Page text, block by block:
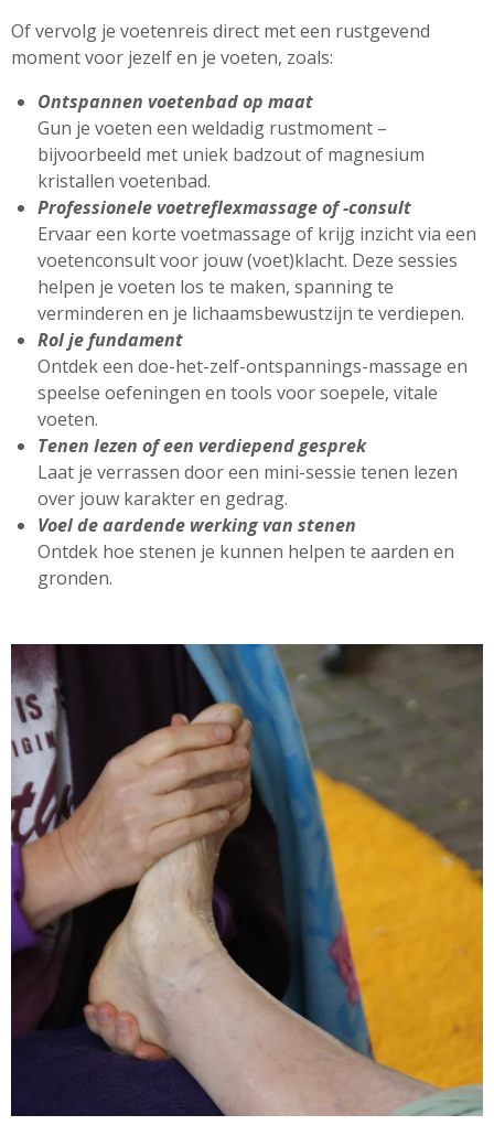
Of vervolg je voetenreis direct met een rustgevend
moment voor jezelf en je voeten, zoals:
Ontspannen voetenbad op maat
Gun je voeten een weldadig rustmoment –
bijvoorbeeld met uniek badzout of magnesium
kristallen voetenbad.
Professionele voetreflexmassage of -consult
Ervaar een korte voetmassage of krijg inzicht via een
voetenconsult voor jouw (voet)klacht. Deze sessies
helpen je voeten los te maken, spanning te
verminderen en je lichaamsbewustzijn te verdiepen.
Rol je fundament
Ontdek een doe-het-zelf-ontspannings-massage en
speelse oefeningen en tools voor soepele, vitale
voeten.
Tenen lezen of een verdiepend gesprek
Laat je verrassen door een mini-sessie tenen lezen
over jouw karakter en gedrag.
Voel de aardende werking van stenen
Ontdek hoe stenen je kunnen helpen te aarden en
gronden.